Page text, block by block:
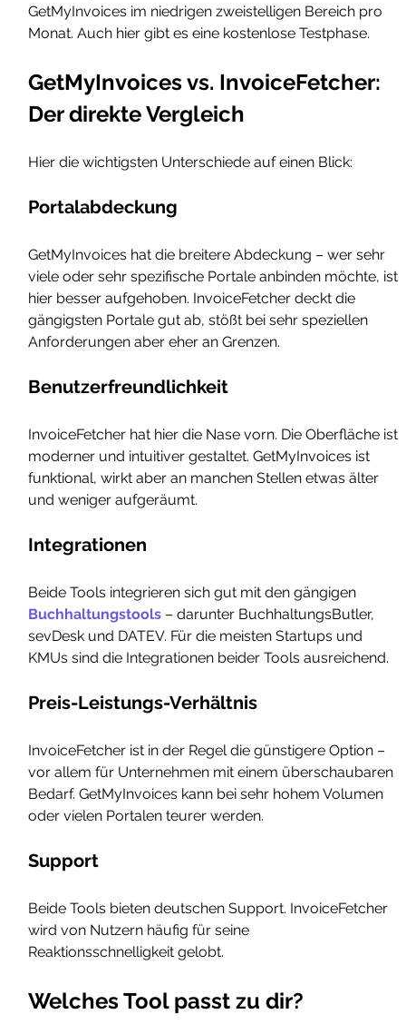
GetMyInvoices im niedrigen zweistelligen Bereich pro
Monat. Auch hier gibt es eine kostenlose Testphase.
GetMyInvoices vs. InvoiceFetcher:
Der direkte Vergleich
Hier die wichtigsten Unterschiede auf einen Blick:
Portalabdeckung
GetMyInvoices hat die breitere Abdeckung – wer sehr
viele oder sehr spezifische Portale anbinden möchte, ist
hier besser aufgehoben. InvoiceFetcher deckt die
gängigsten Portale gut ab, stößt bei sehr speziellen
Anforderungen aber eher an Grenzen.
Benutzerfreundlichkeit
InvoiceFetcher hat hier die Nase vorn. Die Oberfläche ist
moderner und intuitiver gestaltet. GetMyInvoices ist
funktional, wirkt aber an manchen Stellen etwas älter
und weniger aufgeräumt.
Integrationen
Beide Tools integrieren sich gut mit den gängigen
Buchhaltungstools – darunter BuchhaltungsButler,
sevDesk und DATEV. Für die meisten Startups und
KMUs sind die Integrationen beider Tools ausreichend.
Preis-Leistungs-Verhältnis
InvoiceFetcher ist in der Regel die günstigere Option –
vor allem für Unternehmen mit einem überschaubaren
Bedarf. GetMyInvoices kann bei sehr hohem Volumen
oder vielen Portalen teurer werden.
Support
Beide Tools bieten deutschen Support. InvoiceFetcher
wird von Nutzern häufig für seine
Reaktionsschnelligkeit gelobt.
Welches Tool passt zu dir?